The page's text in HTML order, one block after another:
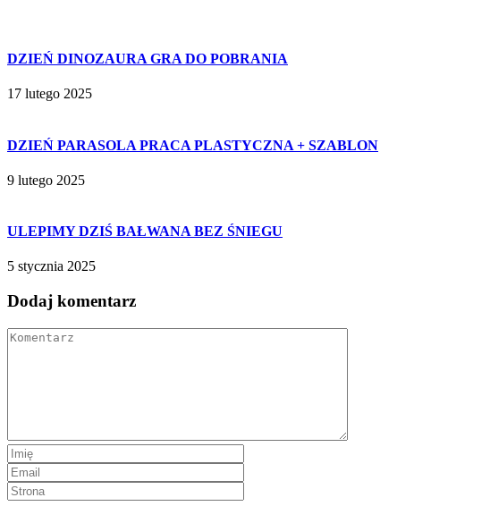
DZIEŃ DINOZAURA GRA DO POBRANIA
17 lutego 2025
DZIEŃ PARASOLA PRACA PLASTYCZNA + SZABLON
9 lutego 2025
ULEPIMY DZIŚ BAŁWANA BEZ ŚNIEGU
5 stycznia 2025
Dodaj komentarz